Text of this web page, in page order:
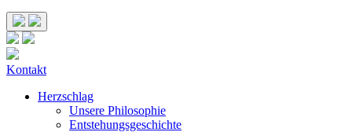
Kontakt
Herzschlag
Unsere Philosophie
Entstehungsgeschichte